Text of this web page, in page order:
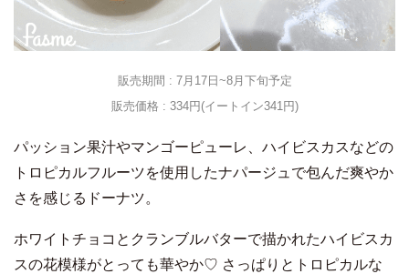
販売期間 : 7月17日~8月下旬予定
販売価格 : 334円(イートイン341円)
パッション果汁やマンゴーピューレ、ハイビスカスなどの
トロピカルフルーツを使用したナパージュで包んだ爽やか
さを感じるドーナツ。
ホワイトチョコとクランブルバターで描かれたハイビスカ
スの花模様がとっても華やか♡ さっぱりとトロピカルな